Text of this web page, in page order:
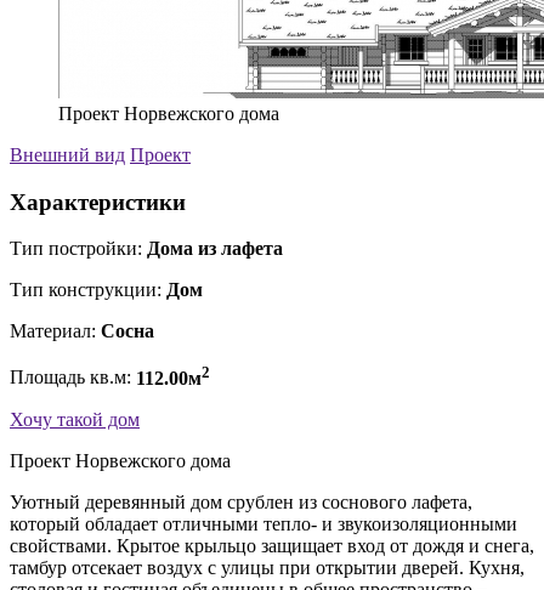
Проект Норвежского дома
Внешний вид Проект
Характеристики
Тип постройки: Дома из лафета
Тип конструкции: Дом
Материал: Сосна
Площадь кв.м: 112.00м2
Хочу такой дом
Проект Норвежского дома
Уютный деревянный дом срублен из соснового лафета,
который обладает отличными тепло- и звукоизоляционными
свойствами. Крытое крыльцо защищает вход от дождя и снега,
тамбур отсекает воздух с улицы при открытии дверей. Кухня,